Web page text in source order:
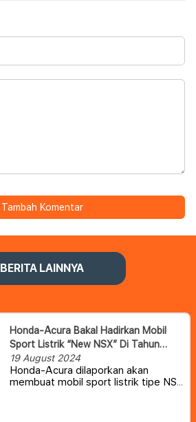
Tambah Komentar
BERITA LAINNYA
Honda-Acura Bakal Hadirkan Mobil
Sport Listrik “New NSX” Di Tahun
2027-28
19 August 2024
Honda-Acura dilaporkan akan
membuat mobil sport listrik tipe NSX